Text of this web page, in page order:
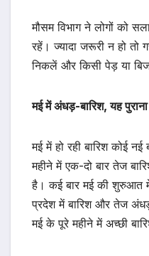
मौसम विभाग ने लोगों को
रहें। ज्यादा जरूरी न हो
निकलें और किसी पेड़ या
मई में अंधड़-बारिश, यह
मई में हो रही बारिश कोई
महीने में एक-दो बार तेज
है। कई बार मई की शुरुआत
प्रदेश में बारिश और तेज
मई के पूरे महीने में अच्छी